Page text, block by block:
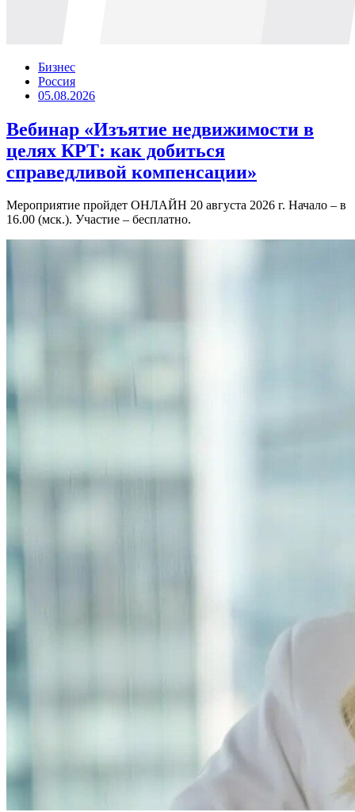
Бизнес
Россия
05.08.2026
Вебинар «Изъятие недвижимости в
целях КРТ: как добиться
справедливой компенсации»
Мероприятие пройдет ОНЛАЙН 20 августа 2026 г. Начало – в
16.00 (мск.). Участие – бесплатно.